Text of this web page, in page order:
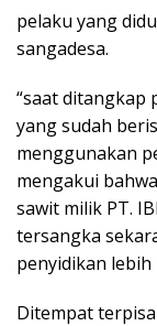
pelaku yang
sangadesa.
“saat ditangkap
yang sudah
menggunakan
mengakui
sawit milik PT.
tersangka
penyidikan
Ditempat